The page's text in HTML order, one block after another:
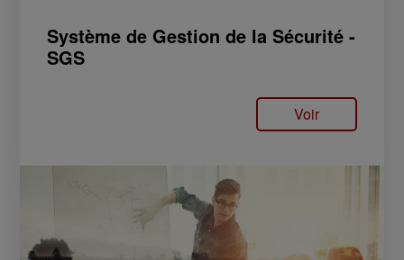
Système de Gestion de la Sécurité -
SGS
Voir